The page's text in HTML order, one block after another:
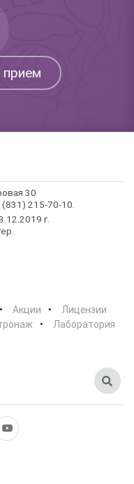
прием
30
215-70-10.
г.
Акции
Лицензии
Лаборатория